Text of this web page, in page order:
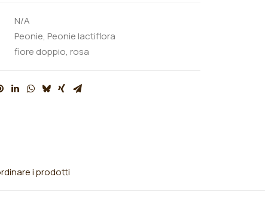
N/A
Peonie, Peonie lactiflora
fiore doppio, rosa
i prodotti